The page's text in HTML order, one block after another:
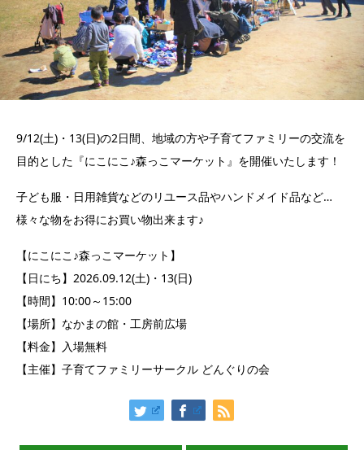
9/12(土)・13(日)の2日間、地域の方や子育てファミリーの交流を
目的とした『にこにこ♪森っこマーケット』を開催いたします！
子ども服・日用雑貨などのリユース品やハンドメイド品など…
様々な物をお得にお買い物出来ます♪
【にこにこ♪森っこマーケット】
【日にち】2026.09.12(土)・13(日)
【時間】10:00～15:00
【場所】なかまの館・工房前広場
【料金】入場無料
【主催】子育てファミリーサークル どんぐりの会